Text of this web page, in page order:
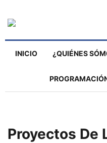
INICIO ¿QUIÉNES
Proyectos De